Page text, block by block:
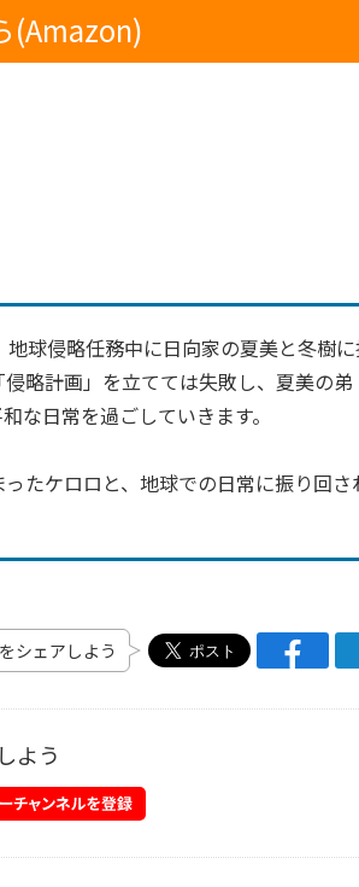
(Amazon)
球侵略任務中に日向家の夏美と冬樹
略計画」を立てては失敗し、夏美の弟
な日常を過ごしていきます。
たケロロと、地球での日常に振り回さ
シェアしよう
よう